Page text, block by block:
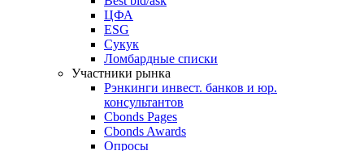
Ближайшие размещения (Россия)
Специальные разделы
Кривые доходности
Best bid/ask
ЦФА
ESG
Сукук
Ломбардные списки
Участники рынка
Рэнкинги инвест. банков и юр.